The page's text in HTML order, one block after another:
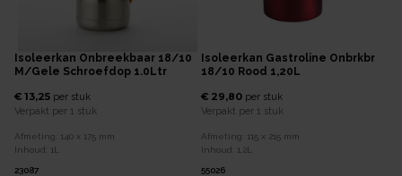
Isoleerkan Onbreekbaar 18/10
M/gele Schroefdop 1.0Ltr
€ 13,25 per stuk
Verpakt per 1 stuk
Afmeting: 140 x 175 mm
Inhoud:
1L
23087
Isoleerkan Gastroline Onbrkbr
18/10 Rood 1,20L
€ 29,80 per stuk
Verpakt per 1 stuk
Afmeting: 115 x 215 mm
Inhoud:
1,2L
55026